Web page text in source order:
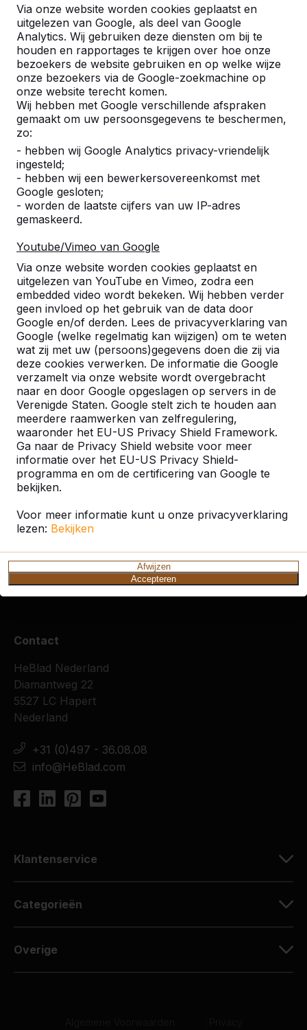
Via onze website worden cookies geplaatst en
uitgelezen van Google, als deel van Google
Analytics. Wij gebruiken deze diensten om bij te
houden en rapportages te krijgen over hoe onze
bezoekers de website gebruiken en op welke wijze
onze bezoekers via de Google-zoekmachine op
onze website terecht komen.
Wij hebben met Google verschillende afspraken
gemaakt om uw persoonsgegevens te beschermen,
zo:
- hebben wij Google Analytics privacy-vriendelijk
ingesteld;
- hebben wij een bewerkersovereenkomst met
Google gesloten;
- worden de laatste cijfers van uw IP-adres
gemaskeerd.
Youtube/Vimeo van Google
Via onze website worden cookies geplaatst en
uitgelezen van YouTube en Vimeo, zodra een
embedded video wordt bekeken. Wij hebben verder
geen invloed op het gebruik van de data door
Google en/of derden. Lees de privacyverklaring van
Google (welke regelmatig kan wijzigen) om te weten
wat zij met uw (persoons)gegevens doen die zij via
deze cookies verwerken. De informatie die Google
verzamelt via onze website wordt overgebracht
naar en door Google opgeslagen op servers in de
Verenigde Staten. Google stelt zich te houden aan
meerdere raamwerken van zelfregulering,
waaronder het EU-US Privacy Shield Framework.
Ga naar de Privacy Shield website voor meer
informatie over het EU-US Privacy Shield-
programma en om de certificering van Google te
bekijken.
Voor meer informatie kunt u onze privacyverklaring
lezen: Bekijken
Afwijzen
Accepteren
Referenties
U vindt onze producten in heel Europa en
zelfs daarbuiten. Bekijk hier waar bij u in de
Product
Alles weergeven
Categorie
Alles weergeven
Zoek op plaats of postcode
Zie ook
Zuid
Contact
HeBlad Nederland
Diamantweg 22
5527 LC Hapert
Nederland
+31 (0)497 - 36.08.08
info@HeBlad.com
Klantenservice
Categorieën
Overige